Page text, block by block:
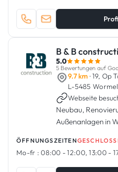
B & B
5.0
5 Bewertungen auf
9.7 km · 19, Op
L-5485
Webseite
Neubau,
Außenanlagen in
ÖFFNUNGSZEITEN
Mo-fr : 08:00 - 12:00, 13:00 -